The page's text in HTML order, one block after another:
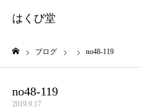
はくび堂
ブログ no48-119
no48-119
2019.9.17